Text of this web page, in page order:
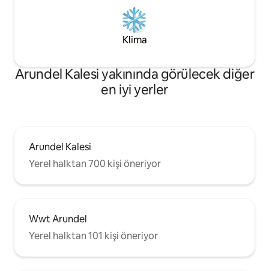
Klima
Arundel Kalesi yakınında görülecek diğer
en iyi yerler
Arundel Kalesi
Yerel halktan 700 kişi öneriyor
Wwt Arundel
Yerel halktan 101 kişi öneriyor